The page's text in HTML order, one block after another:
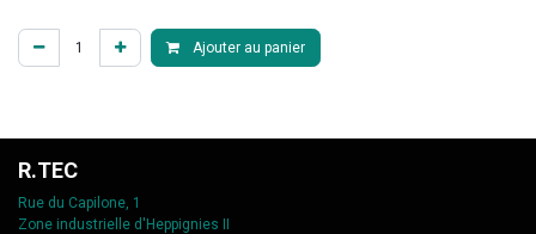
Ajouter au panier
R.TEC
Rue du Capilone, 1
Zone industrielle d'Heppignies II